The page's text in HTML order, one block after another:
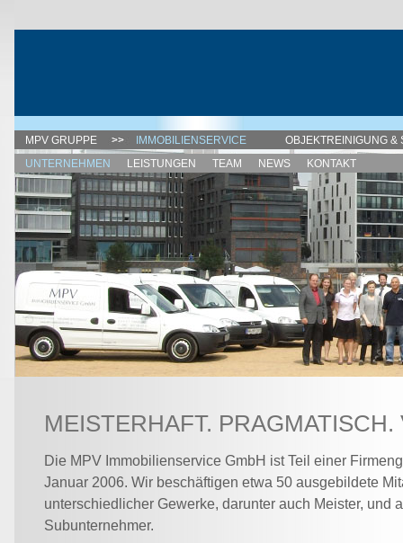
MPV GRUPPE IMMOBILIENSERVICE
OBJEKTREINIGUNG &
UNTERNEHMEN
LEISTUNGEN TEAM NEWS KONTAKT
MEISTERHAFT.
Die MPV Immobilienservice GmbH ist Teil einer
Januar 2006. Wir beschäftigen etwa 50 ausgebildete
unterschiedlicher Gewerke, darunter auch Meister, und
Subunternehmer.